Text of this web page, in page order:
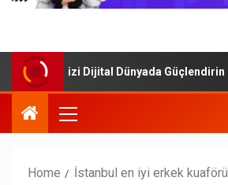
İşletmenizi Dijital Dünyada Güçlendirin
Home İstanbul en iyi erkek kuaförü